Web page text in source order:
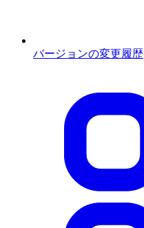
バージョンの変更履歴